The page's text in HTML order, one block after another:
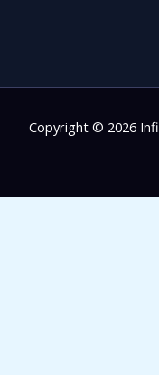
Copyright © 2026